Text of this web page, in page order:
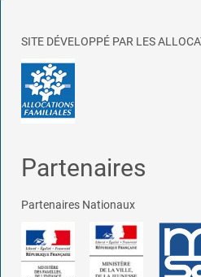
SITE DÉVELOPPÉ PAR LES
Partenaires
Partenaires Nationaux